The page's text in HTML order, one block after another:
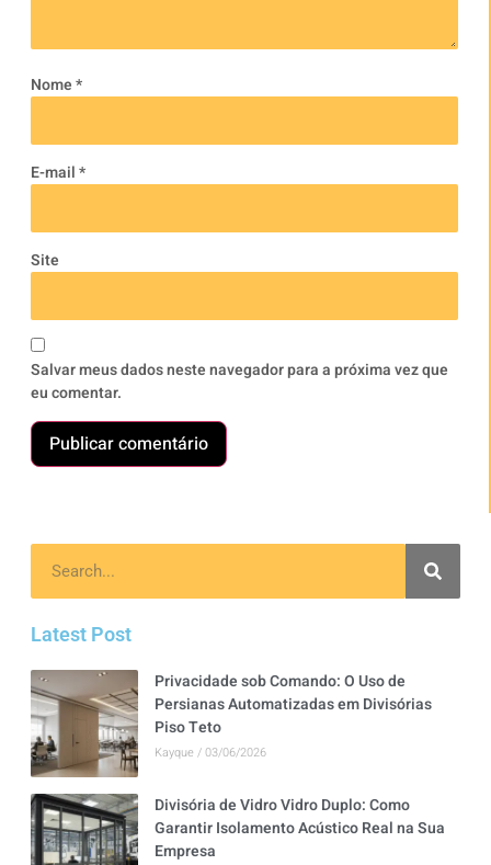
Nome*
E-mail*
Site
Salvar meus dados neste navegador para a próxima vez que
eu comentar.
Latest Post
Privacidade sob Comando: O Uso de
Persianas Automatizadas em Divisórias
Piso Teto
Kayque 03/06/2026
Divisória de Vidro Vidro Duplo: Como
Garantir Isolamento Acústico Real na Sua
Empresa